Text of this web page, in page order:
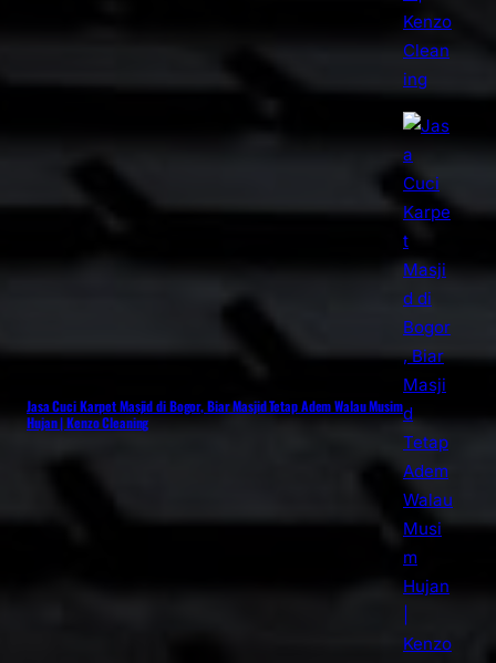
Jasa Cuci Karpet Masjid di Bogor, Biar Masjid Tetap Adem Walau Musim
Hujan | Kenzo Cleaning